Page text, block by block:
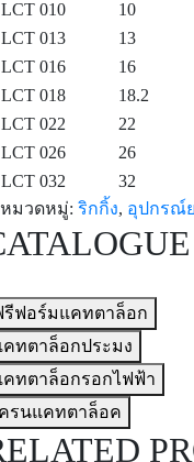
LCT 010
10
LCT 013
13
LCT 016
16
LCT 018
18.2
LCT 022
22
LCT 026
26
LCT 032
32
หมวดหมู่: ริกกิ้ง, อุปกรณ์
รีฟอร์มแคทตาล็อก
คทตาล็อกประมง
คทตาล็อกรอกไฟฟ้า
ครนแคทตาล็อค